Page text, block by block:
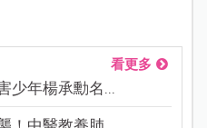
看更多
少年楊承勳名...